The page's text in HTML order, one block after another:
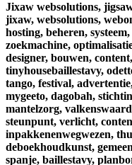
Jixaw websolutions,
jixaw, websolutions,
hosting, beheren, systeem,
zoekmachine,
designer, bouwen, content,
tinyhousebaillestavy,
tango, festival,
mygeeto, dagobah,
mantelzorg,
steunpunt, verlicht,
inpakkenenwegwezen,
deboekhoudkunst,
spanje, baillestavy,